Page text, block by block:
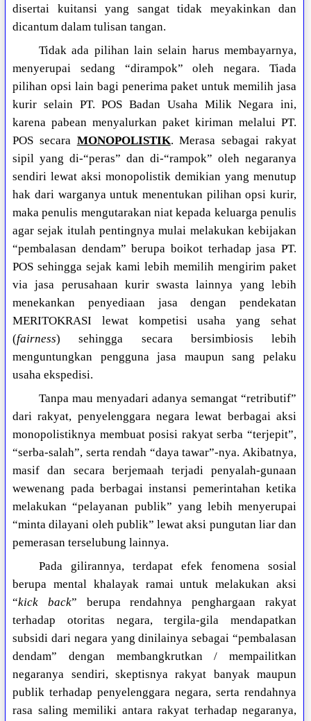
disertai kuitansi yang sangat tidak meyakinkan dan
dicantum dalam tulisan tangan.
Tidak ada pilihan lain selain harus membayarnya,
menyerupai sedang “dirampok” oleh negara. Tiada
pilihan opsi lain bagi penerima paket untuk memilih jasa
kurir selain PT. POS Badan Usaha Milik Negara ini,
karena pabean menyalurkan paket kiriman melalui PT.
POS secara MONOPOLISTIK. Merasa sebagai rakyat
sipil yang di-“peras” dan di-“rampok” oleh negaranya
sendiri lewat aksi monopolistik demikian yang menutup
hak dari warganya untuk menentukan pilihan opsi kurir,
maka penulis mengutarakan niat kepada keluarga penulis
agar sejak itulah pentingnya mulai melakukan kebijakan
“pembalasan dendam” berupa boikot terhadap jasa PT.
POS sehingga sejak kami lebih memilih mengirim paket
via jasa perusahaan kurir swasta lainnya yang lebih
menekankan penyediaan jasa dengan pendekatan
MERITOKRASI lewat kompetisi usaha yang sehat
(fairness) sehingga secara bersimbiosis lebih
menguntungkan pengguna jasa maupun sang pelaku
usaha ekspedisi.
Tanpa mau menyadari adanya semangat “retributif”
dari rakyat, penyelenggara negara lewat berbagai aksi
monopolistiknya membuat posisi rakyat serba “terjepit”,
“serba-salah”, serta rendah “daya tawar”-nya. Akibatnya,
masif dan secara berjemaah terjadi penyalah-gunaan
wewenang pada berbagai instansi pemerintahan ketika
melakukan “pelayanan publik” yang lebih menyerupai
“minta dilayani oleh publik” lewat aksi pungutan liar dan
pemerasan terselubung lainnya.
Pada gilirannya, terdapat efek fenomena sosial
berupa mental khalayak ramai untuk melakukan aksi
“kick back” berupa rendahnya penghargaan rakyat
terhadap otoritas negara, tergila-gila mendapatkan
subsidi dari negara yang dinilainya sebagai “pembalasan
dendam” dengan membangkrutkan / mempailitkan
negaranya sendiri, skeptisnya rakyat banyak maupun
publik terhadap penyelenggara negara, serta rendahnya
rasa saling memiliki antara rakyat terhadap negaranya,